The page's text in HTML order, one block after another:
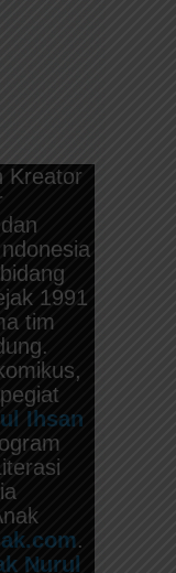
Kreator
1991
tim
Ihsan
.
Nurul